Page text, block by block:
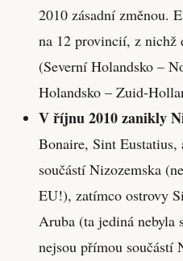
2010 zásadní změnou.
na 12 provincií, z nichž
(Severní Holandsko –
Holandsko – Zuid-
V říjnu 2010 zanikly
Bonaire, Sint
součástí Nizozemska
EU!), zatímco ostrovy
Aruba (ta jediná nebyla
nejsou přímou součástí